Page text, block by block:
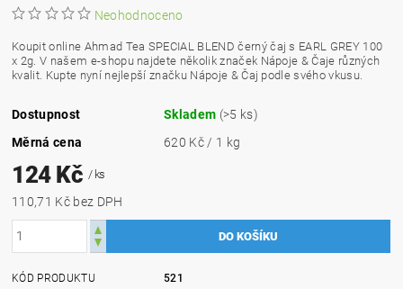
Neohodnoceno
Koupit online Ahmad Tea SPECIAL BLEND černý čaj s EARL GREY 100
x 2g. V našem e-shopu najdete několik značek Nápoje & Čaje různých
kvalit. Kupte nyní nejlepší značku Nápoje & Čaj podle svého vkusu.
Dostupnost Skladem (>5 ks)
Měrná cena
620 Kč / 1 kg
124 Kč / ks
110,71 Kč bez DPH
KÓD PRODUKTU
521